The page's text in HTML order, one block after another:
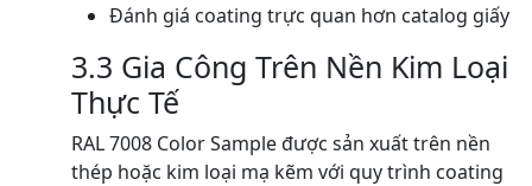
Đánh giá coating trực quan hơn catalog giấy
3.3 Gia Công Trên Nền Kim Loại
Thực Tế
RAL 7008 Color Sample được sản xuất trên nền
thép hoặc kim loại mạ kẽm với quy trình coating